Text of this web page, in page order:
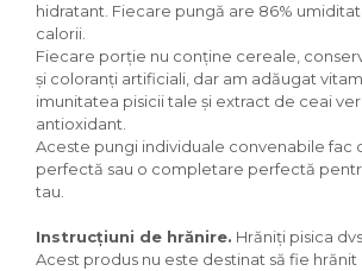
hidratant. Fiecare pungă are 86%
calorii.
Fiecare porție nu conține cereale,
și coloranți artificiali, dar am adăugat
imunitatea pisicii tale și extract de ceai
antioxidant.
Aceste pungi individuale convenabile fac
perfectă sau o completare perfectă
tau.
Instrucțiuni de hrănire. Hrăniți pisica
Acest produs nu este destinat să fie hrănit